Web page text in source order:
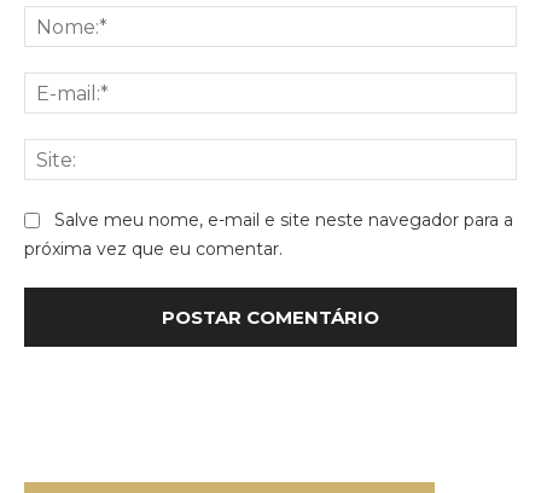
Salve meu nome, e-mail e site neste navegador para a
próxima vez que eu comentar.